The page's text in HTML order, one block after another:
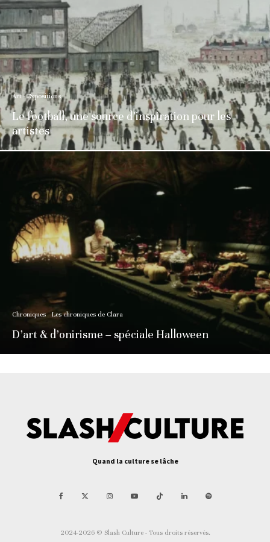
Art - Expositions
Le football, une source d’inspiration pour les
artistes
Chroniques Les chroniques de Clara
D’art & d’onirisme – spéciale Halloween
Quand la culture se lâche
2024-2026 © Slash Culture - Tous droits réservés.